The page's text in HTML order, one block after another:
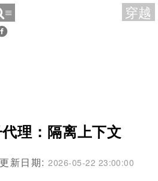
理：隔离上下文
新日期:2026-05-22 23:00:00
≡ 穿越